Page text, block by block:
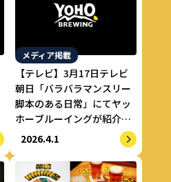
メディア掲載
【テレビ】3月17日テレビ
朝日「バラバラマンスリー
脚本のある日常」にてヤッ
ホーブルーイングが紹介さ
れました。
2026.4.1